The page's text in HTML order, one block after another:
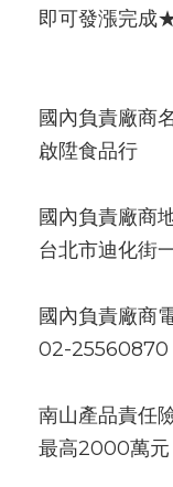
即可發漲完
國內負責廠商
啟陞食品行
國內負責廠商
台北市迪化街
國內負責廠商
02-25560870
南山產品責任
最高2000萬元